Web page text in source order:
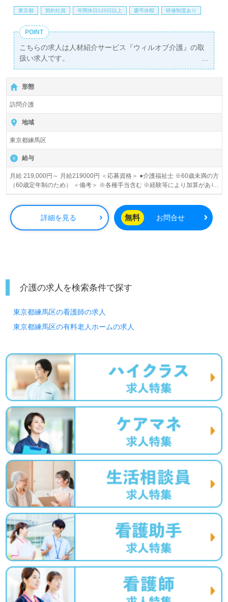
東京都 契約社員 年間休日120日以上 慶弔休暇 研修制度あり
POINT
こちらの求人は人材紹介サービス『ウィルオブ介護』の取
扱い求人です。
詳細に関してお気軽にご相談ください♪
【無料】で皆さんの転職活動をサポートいたします。
形態
訪問介護
地域
東京都練馬区
給与
月給 219,000円～ 月給219000円 ＜応募資格＞ ●介護福祉士 ※60歳未満の方
（60歳定年制のため） ＜備考＞ ※各種手当含む ※経験等により加算があり
ます。 「基本給」130,000円～ 【給与ベース】介護福祉士 「月給」219,000
40,000円 ・調整手当：18,100円 ・地域加算手当：13,000円 【昇給】年1回
【賞与】年2回（実績：2.0ヵ月） ※平均33万円くらい/年 さらに一時金
最大53万円/年支給あり ≪手当詳細≫ ◆資格手当 ・介護福祉士：20,000円/
経験等により加算があります。 「基本給」120,000円～ ≪手当詳細≫【昇
給・賞与】 ※「雇用形態1」参照 月給194000円 ＜応募資格＞ ●初任者研修
含む ※経験等により加算があります。 「基本給」120,000円～ ≪手当詳細
≫【昇給・賞与】 ※「雇用形態1」参照 賞与あり 昇給あり
詳細を見る 無料 お問合せ
介護の求人を検索条件で探す
東京都練馬区の看護師の求人
東京都練馬区の有料老人ホームの求人